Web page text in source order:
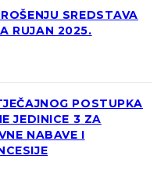
SREDSTAVA
RUJAN 2025.
POSTUPKA
JEDINICE 3 ZA
NABAVE I